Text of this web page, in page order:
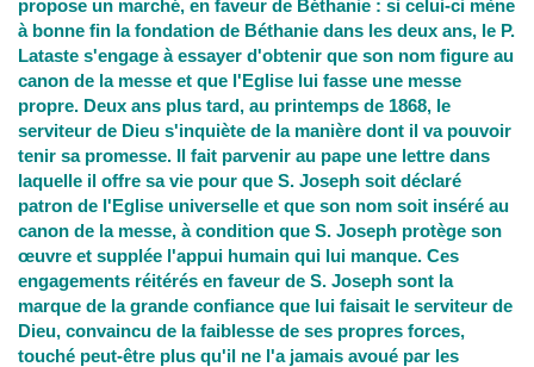
propose un marché, en faveur de Béthanie : si celui-ci mène
à bonne fin la fondation de Béthanie dans les deux ans, le P.
Lataste s'engage à essayer d'obtenir que son nom figure au
canon de la messe et que l'Eglise lui fasse une messe
propre. Deux ans plus tard, au printemps de 1868, le
serviteur de Dieu s'inquiète de la manière dont il va pouvoir
tenir sa promesse. Il fait parvenir au pape une lettre dans
laquelle il offre sa vie pour que S. Joseph soit déclaré
patron de l'Eglise universelle et que son nom soit inséré au
canon de la messe, à condition que S. Joseph protège son
œuvre et supplée l'appui humain qui lui manque. Ces
engagements réitérés en faveur de S. Joseph sont la
marque de la grande confiance que lui faisait le serviteur de
Dieu, convaincu de la faiblesse de ses propres forces,
touché peut-être plus qu'il ne l'a jamais avoué par les